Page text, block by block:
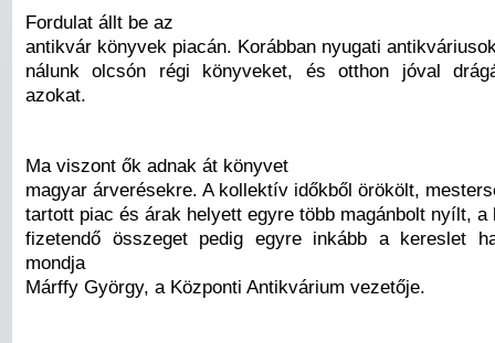
Fordulat állt be az
antikvár könyvek piacán. Korábban nyugati
nálunk olcsón régi könyveket, és otthon jóval
azokat.
Ma viszont ők adnak át könyvet
magyar árverésekre. A kollektív időkből örökölt,
tartott piac és árak helyett egyre több magánbolt nyílt, a
fizetendő összeget pedig egyre inkább a kereslet
mondja
Márffy György, a Központi Antikvárium vezetője.